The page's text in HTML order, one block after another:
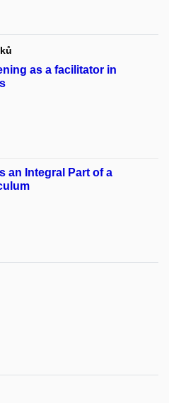
as a facilitator in
an Integral Part of a